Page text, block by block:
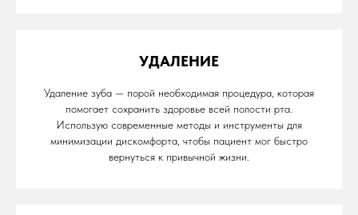
УДАЛЕНИЕ
Удаление зуба — порой необходимая процедура, которая
помогает сохранить здоровье всей полости рта.
Использую современные методы и инструменты для
минимизации дискомфорта, чтобы пациент мог быстро
вернуться к привычной жизни.